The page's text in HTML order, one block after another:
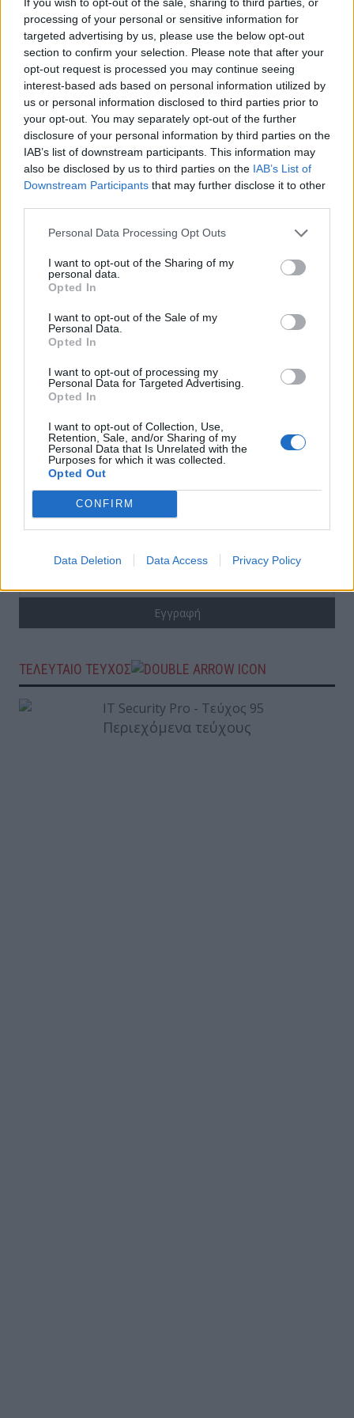
processing of your personal or sensitive information for
targeted advertising by us, please use the below opt-out
section to confirm your selection. Please note that after your
opt-out request is processed you may continue seeing
interest-based ads based on personal information utilized by
us or personal information disclosed to third parties prior to
your opt-out. You may separately opt-out of the further
disclosure of your personal information by third parties on the
IAB’s list of downstream participants. This information may
also be disclosed by us to third parties on the IAB’s List of
Downstream Participants that may further disclose it to other
Personal Data Processing Opt Outs
I want to opt-out of the Sharing of my
personal data.
Opted In
I want to opt-out of the Sale of my
Personal Data.
Opted In
I want to opt-out of processing my
Personal Data for Targeted Advertising.
Opted In
I want to opt-out of Collection, Use,
Retention, Sale, and/or Sharing of my
Personal Data that Is Unrelated with the
Purposes for which it was collected.
Opted Out
CONFIRM
Data Deletion Data Access Privacy Policy
Τέλος, διαγράψτε τα ύποπτα μηνύματα. Μην
απαντάτε και μην κάνετε κλικ σε κανένα συνημμένο
ή σύνδεσμο, συμπεριλαμβανομένου του συνδέσμου
“unsubscribe”, ο οποίος μπορεί να φέρει σύνδεσμο
που χρησιμοποιείται για phishing.
Επόμενα βήματα
Καθώς ξεκινάει ο Μήνας Ενημέρωσης για την
Κυβερνοασφάλεια, σας παρακαλούμε όχι μόνο να
εξετάσετε – αλλά και να εφαρμόσετε ενεργά – τις
προτάσεις που μοιραστήκαμε. Στην Check Point,
συνετό, να αποτρέψουμε τις κυβερνοεπιθέσεις πριν
προλάβουν να προκαλέσουν ζημιά. Θα συνεχίσουμε
πρακτικές καθ’ όλη τη διάρκεια του μήνα, έτσι ώστε
μαζί να αποτρέψουμε τους κακοποιούς από το να
ΣΧΕΤΙΚΑ ΑΡΘΡΑ
no relative posts found
ΕΓΓΡΑΦΗ ΣΤΟ NEWSLETTER
ΤΕΛΕΥΤΑΙΟ ΤΕΥΧΟΣ
Περιεχόμενα τεύχους